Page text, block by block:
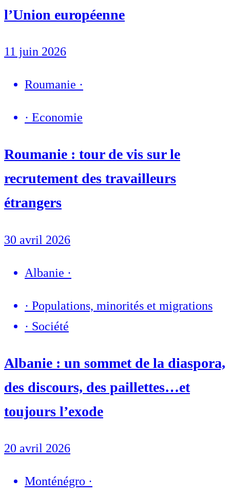
l’Union européenne
11 juin 2026
Roumanie ·
· Economie
Roumanie : tour de vis sur le
recrutement des travailleurs
étrangers
30 avril 2026
Albanie ·
· Populations, minorités et migrations
· Société
Albanie : un sommet de la diaspora,
des discours, des paillettes…et
toujours l’exode
20 avril 2026
Monténégro ·